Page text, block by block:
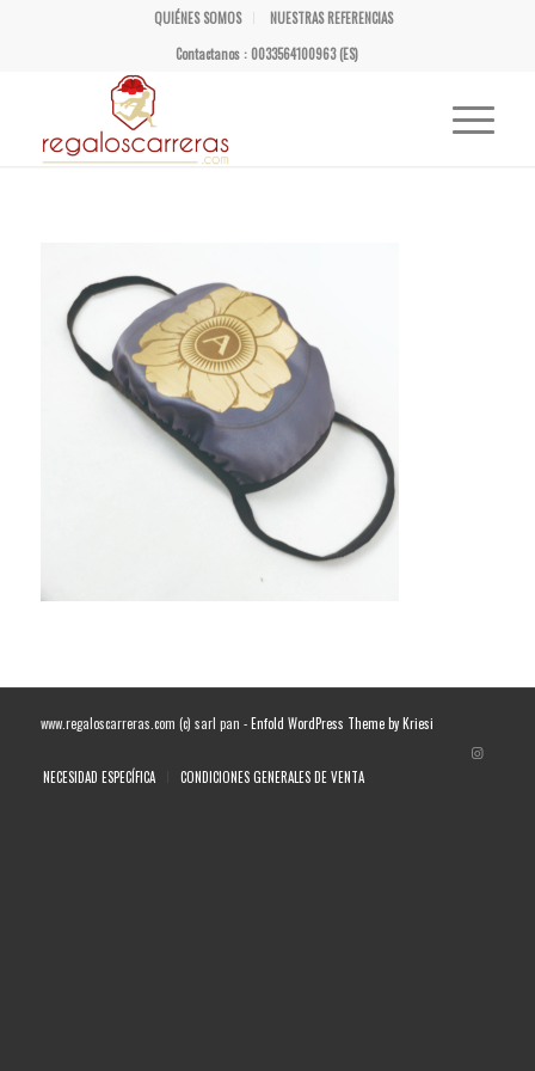
QUIÉNES SOMOS
NUESTRAS REFERENCIAS
Contactanos : 0033564100963 (ES)
www.regaloscarreras.com (c) sarl pan -Enfold WordPress Theme by Kriesi
NECESIDAD ESPECÍFICA CONDICIONES GENERALES DE VENTA